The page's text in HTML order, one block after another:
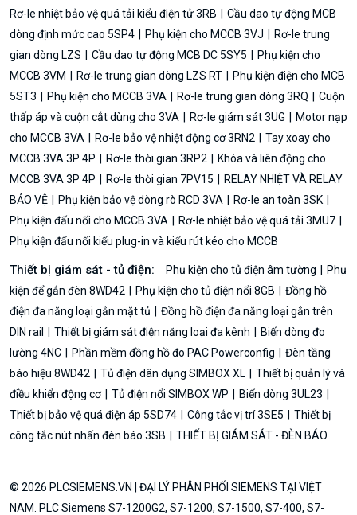
Rơ-le nhiệt bảo vệ quá tải kiểu điện tử 3RB
Cầu dao tự động MCB
dòng định mức cao 5SP4
Phụ kiện cho MCCB 3VJ
Rơ-le trung
gian dòng LZS
Cầu dao tự động MCB DC 5SY5
Phụ kiện cho
MCCB 3VM
Rơ-le trung gian dòng LZS RT
Phụ kiện điện cho MCB
5ST3
Phụ kiện cho MCCB 3VA Rơ-le trung gian dòng 3RQ
Cuộn
thấp áp và cuộn cắt dùng cho 3VA
Rơ-le giám sát 3UG
Motor nạp
cho MCCB 3VA
Rơ-le bảo vệ nhiệt động cơ 3RN2
Tay xoay cho
MCCB 3VA 3P 4P
Rơ-le thời gian 3RP2
Khóa và liên động cho
MCCB 3VA 3P 4P
Rơ-le thời gian 7PV15
RELAY NHIỆT VÀ RELAY
BẢO VỆ
Phụ kiện bảo vệ dòng rò RCD 3VA
Rơ-le an toàn 3SK
Phụ kiện đấu nối cho MCCB 3VA
Rơ-le nhiệt bảo vệ quá tải 3MU7
Phụ kiện đấu nối kiểu plug-in và kiểu rút kéo cho MCCB
Thiết bị giám sát - tủ điện: Phụ kiện cho tủ điện âm tường
Phụ
kiện để gắn đèn 8WD42
Phụ kiện cho tủ điện nổi 8GB
Đồng hồ
điện đa năng loại gắn mặt tủ
Đồng hồ điện đa năng loại gắn trên
DIN rail
Thiết bị giám sát điện năng loại đa kênh
Biến dòng đo
lường 4NC
Phần mềm đồng hồ đo PAC Powerconfig
Đèn tầng
báo hiệu 8WD42
Tủ điện dân dụng SIMBOX XL
Thiết bị quản lý và
điều khiển động cơ
Tủ điện nổi SIMBOX WP
Biến dòng 3UL23
Thiết bị bảo vệ quá điện áp 5SD74
Công tắc vị trí 3SE5
Thiết bị
công tắc nút nhấn đèn báo 3SB
THIẾT BỊ GIÁM SÁT - ĐÈN BÁO
© 2026 PLCSIEMENS.VN | ĐẠI LÝ PHÂN PHỐI SIEMENS TẠI VIỆT
NAM. PLC Siemens S7-1200G2, S7-1200, S7-1500, S7-400, S7-